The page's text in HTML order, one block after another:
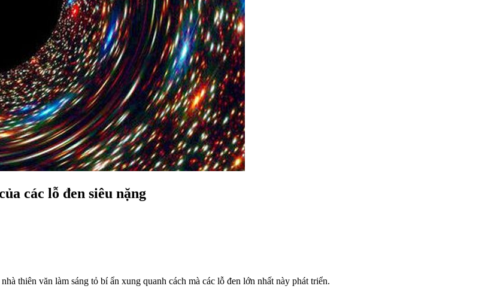
các lỗ đen siêu nặng
thiên văn làm sáng tỏ bí ẩn xung quanh cách mà các lỗ đen lớn nhất này phát triển.